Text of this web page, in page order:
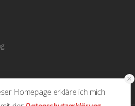
Homepage erkläre ich mich